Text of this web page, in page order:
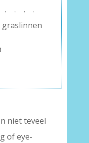
. . . .
graslinnen
niet teveel
of eye-